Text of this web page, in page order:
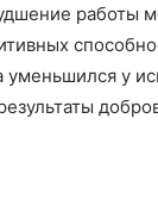
работы
уменьшился у